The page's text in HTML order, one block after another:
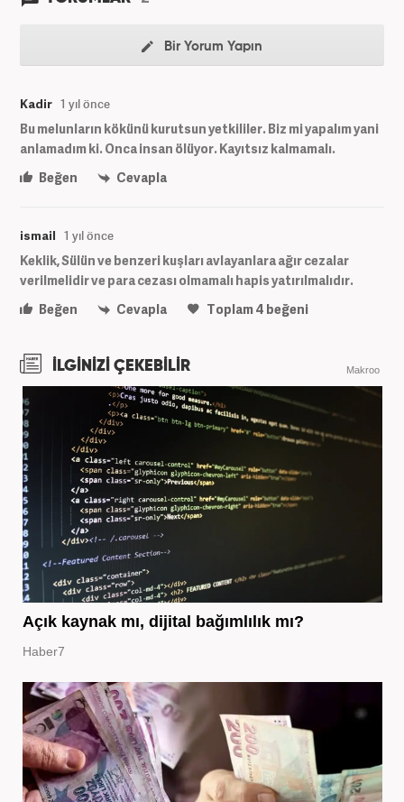
Bir Yorum Yapın
Kadir 1 yıl önce
Bu melunların kökünü kurutsun yetkililer. Biz mi yapalım yani
anlamadım ki. Onca insan ölüyor. Kayıtsız kalmamalı.
Beğen
Cevapla
ismail 1 yıl önce
Keklik, Sülün ve benzeri kuşları avlayanlara ağır cezalar
verilmelidir ve para cezası olmamalı hapis yatırılmalıdır.
Beğen
Cevapla Toplam4 beğeni
İLGİNİZİ ÇEKEBİLİR Makroo
Açık kaynak mı, dijital bağımlılık mı?
Haber7